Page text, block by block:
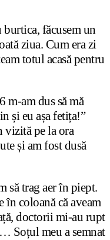
făcusem un
ziua. Cum era zi
totul acasă pentru
m-am dus să mă
și eu așa fetița!”
vizită pe la ora
și am fost dusă
să trag aer în piept.
coloană că aveam
doctorii mi-au rupt
Soțul meu a semnat